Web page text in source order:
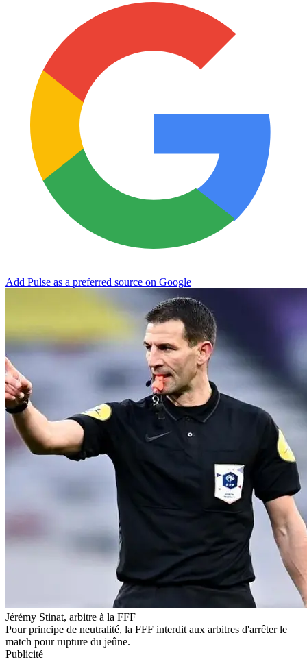
Add Pulse as a preferred source on Google
Jérémy Stinat, arbitre à la FFF
Pour principe de neutralité, la FFF interdit aux arbitres d'arrêter le
match pour rupture du jeûne.
Publicité